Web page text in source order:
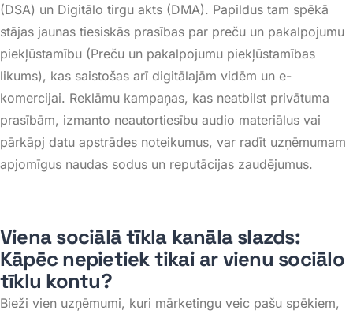
(DSA) un Digitālo tirgu akts (DMA). Papildus tam spēkā
stājas jaunas tiesiskās prasības par preču un pakalpojumu
piekļūstamību (Preču un pakalpojumu piekļūstamības
likums), kas saistošas arī digitālajām vidēm un e-
komercijai. Reklāmu kampaņas, kas neatbilst privātuma
prasībām, izmanto neautortiesību audio materiālus vai
pārkāpj datu apstrādes noteikumus, var radīt uzņēmumam
apjomīgus naudas sodus un reputācijas zaudējumus.
Viena sociālā tīkla kanāla slazds:
Kāpēc nepietiek tikai ar vienu sociālo
tīklu kontu?
Bieži vien uzņēmumi, kuri mārketingu veic pašu spēkiem,